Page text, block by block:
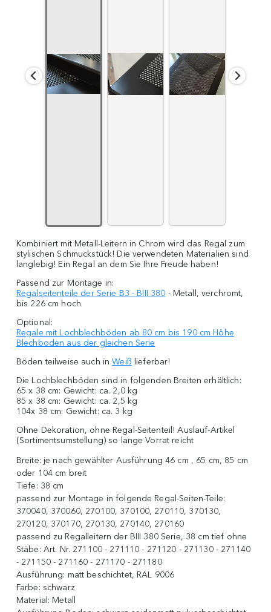
Kombiniert mit Metall-Leitern in Chrom wird das Regal zum
stylischen Schmuckstück! Die verwendeten Materialien sind
langlebig! Ein Regal an dem Sie Ihre Freude haben!
Passend zur Montage in:
Regalseitenteile der Serie B3 - BIII 380 - Metall, verchromt,
bis 226 cm hoch
Optional:
Regale mit Lochblechböden ab 80 cm bis 190 cm Höhe
Blechboden aus der gleichen Serie
Böden teilweise auch inWeiß lieferbar!
Die Lochblechböden sind in folgenden Breiten erhältlich:
65 x 38 cm: Gewicht: ca. 2,0 kg
85 x 38 cm: Gewicht: ca. 2,5 kg
104x 38 cm: Gewicht: ca. 3 kg
Ohne Dekoration, ohne Regal-Seitenteil! Auslauf-Artikel
(Sortimentsumstellung) so lange Vorrat reicht
Breite: je nach gewählter Ausführung 46 cm , 65 cm, 85 cm
oder 104 cm breit
Tiefe: 38 cm
passend zur Montage in folgende Regal-Seiten-Teile:
370040, 370060, 270100, 370100, 270110, 370130,
270120, 370170, 270130, 270140, 270160
passend zu Regalleitern der BIII 380 Serie, 38 cm tief ohne
Stäbe: Art. Nr. 271100 - 271110 - 271120 - 271130 - 271140
- 271150 - 271160 - 271170 - 271180
Ausführung: matt beschichtet, RAL 9006
Farbe: schwarz
Material: Metall